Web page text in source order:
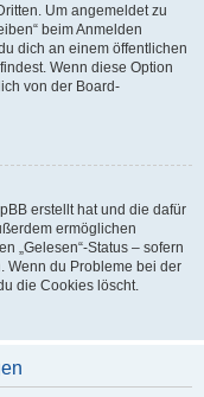
Um angemeldet zu
beim Anmelden
dich an einem öffentlichen
Wenn diese Option
von der Board-
erstellt hat und die dafür
ermöglichen
„Gelesen“-Status – sofern
Wenn du Probleme bei der
die Cookies löscht.